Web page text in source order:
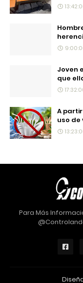
Joven
que
A
uso
Para Más